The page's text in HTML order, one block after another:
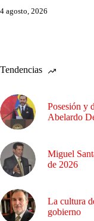
4 agosto, 2026
Tendencias
Posesión y
Abelardo
Miguel
de 2026
La cultura
gobierno